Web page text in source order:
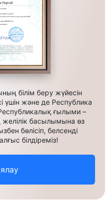
білім беру жүйесін
үшін және де Республика
ғылыми –
басылымына өз
бөлісіп, белсенді
білдіреміз!